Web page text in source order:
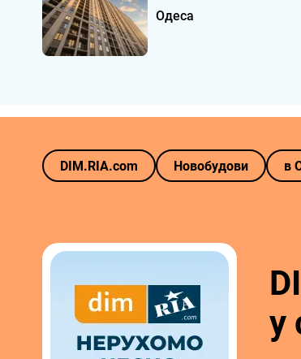
Одеса
DIM.RIA.com Новобудови в
у